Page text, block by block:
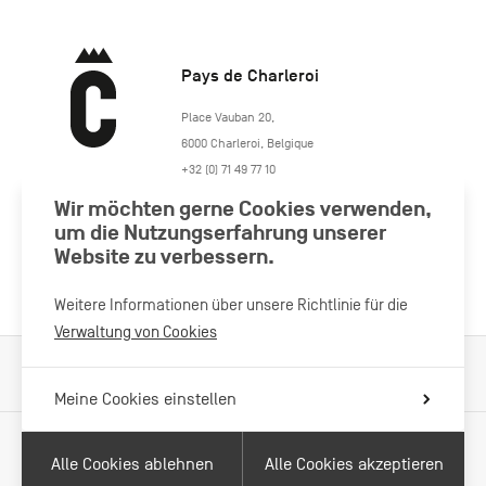
Pays de Charleroi
https://www.paysdecharleroi.be/
Place Vauban 20,
6000 Charleroi Belgique
+32 (0) 71 49 77 10
Besuchen Sie uns
Mit Unterstützung von
Wir möchten gerne Cookies verwenden,
um die Nutzungserfahrung unserer
Website zu verbessern.
Weitere Informationen über unsere Richtlinie für die
Verwaltung von Cookies
Meine Cookies einstellen
Alle Cookies ablehnen Alle Cookies akzeptieren